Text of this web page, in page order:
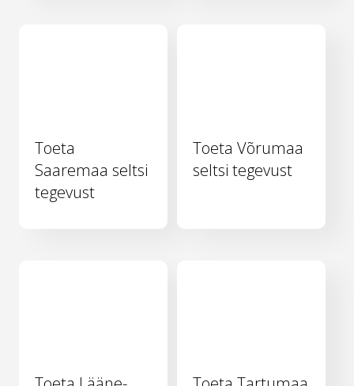
Toeta
Saaremaa seltsi
tegevust
Toeta Võrumaa
seltsi tegevust